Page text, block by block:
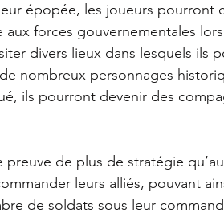
épopée, les joueurs pourront
forces gouvernementales
divers lieux dans lesquels ils
nombreux personnages
ils pourront devenir des
de plus de stratégie
leurs alliés, pouvant
de soldats sous leur